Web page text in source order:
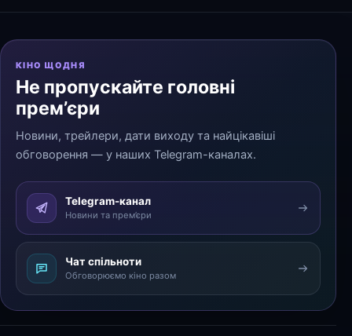
КІНО ЩОДНЯ
Не пропускайте головні
прем’єри
Новини, трейлери, дати виходу та найцікавіші
обговорення — у наших Telegram-каналах.
Telegram-канал
Новини та прем’єри
Чат спільноти
Обговорюємо кіно разом